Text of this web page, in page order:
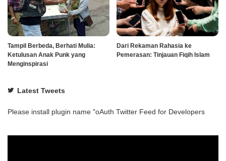
Tampil Berbeda, Berhati Mulia:
Ketulusan Anak Punk yang
Menginspirasi
Dari Rekaman Rahasia ke
Pemerasan: Tinjauan Fiqih Islam
Latest Tweets
Please install plugin name "oAuth Twitter Feed for Developers